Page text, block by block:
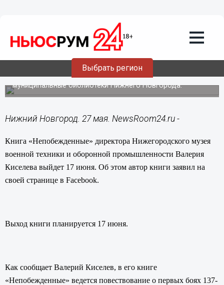
Выбрать регион
Директор Нижегородского музея
военной техники и оборонной
промышленности Валерий Киселев
выпускает книгу «Непобежденные»
Автор пообещал передать свою книгу во все
муниципальные библиотеки Нижнего Новгорода.
Нижний Новгород. 27 мая. NewsRoom24.ru -
Книга «Непобежденные» директора Нижегородского музея
военной техники и оборонной промышленности Валерия
Киселева выйдет 17 июня. Об этом автор книги заявил на
своей странице в Facebook.
Выход книги планируется 17 июня.
Как сообщает Валерий Киселев, в его книге
«Непобежденные» ведется повествование о первых боях 137-